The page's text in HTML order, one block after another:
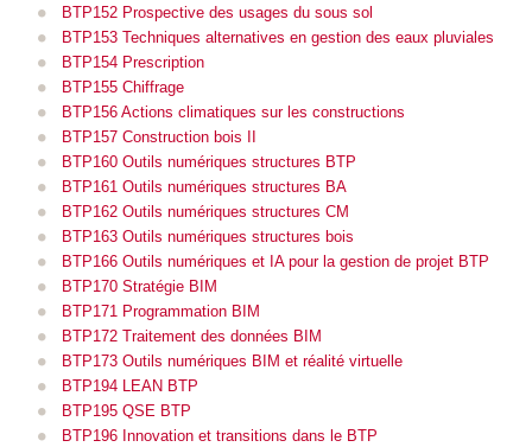
BTP152 Prospective des usages du sous sol
BTP153 Techniques alternatives en gestion des eaux pluviales
BTP154 Prescription
BTP155 Chiffrage
BTP156 Actions climatiques sur les constructions
BTP157 Construction bois II
BTP160 Outils numériques structures BTP
BTP161 Outils numériques structures BA
BTP162 Outils numériques structures CM
BTP163 Outils numériques structures bois
BTP166 Outils numériques et IA pour la gestion de projet BTP
BTP170 Stratégie BIM
BTP171 Programmation BIM
BTP172 Traitement des données BIM
BTP173 Outils numériques BIM et réalité virtuelle
BTP194 LEAN BTP
BTP195 QSE BTP
BTP196 Innovation et transitions dans le BTP